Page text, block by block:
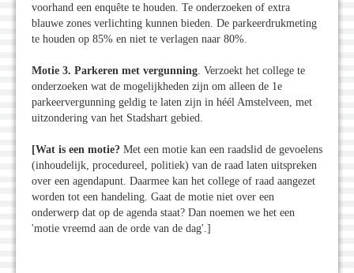
voorhand een enquête te houden. Te onderzoeken of extra
blauwe zones verlichting kunnen bieden. De parkeerdrukmeting
te houden op 85% en niet te verlagen naar 80%.
Motie 3. Parkeren met vergunning . Verzoekt het college te
onderzoeken wat de mogelijkheden zijn om alleen de 1e
parkeervergunning geldig te laten zijn in héél Amstelveen, met
uitzondering van het Stadshart gebied.
[Wat is een motie? Met een motie kan een raadslid de gevoelens
(inhoudelijk, procedureel, politiek) van de raad laten uitspreken
over een agendapunt. Daarmee kan het college of raad aangezet
worden tot een handeling. Gaat de motie niet over een
onderwerp dat op de agenda staat? Dan noemen we het een
'motie vreemd aan de orde van de dag'.]